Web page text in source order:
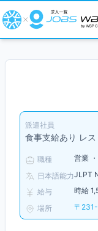
派遣社員
食事支給あり レ
職種
営業
日本語能力JLPT
給与
時給
場所
〒